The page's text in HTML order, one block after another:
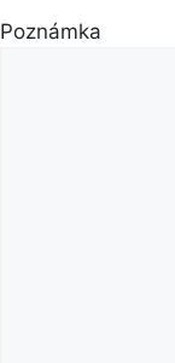
Poznámka